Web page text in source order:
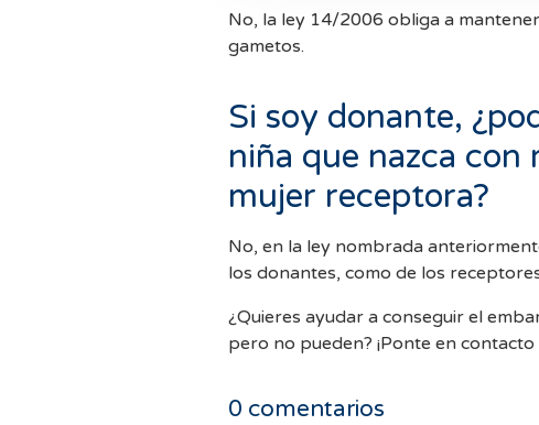
No, la ley 14/2006 obliga a
gametos.
Si soy donante,
niña que nazca con
mujer receptora?
No, en la ley nombrada
los donantes, como de los
¿Quieres ayudar a conseguir el
pero no pueden? ¡Ponte en
0 comentarios